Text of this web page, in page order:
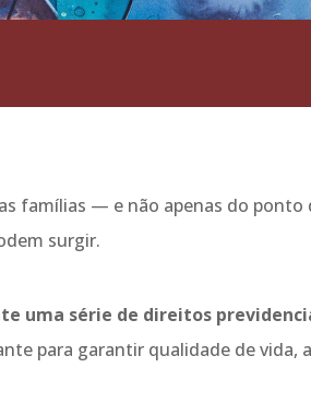
famílias — e não apenas do ponto
surgir.
uma série de direitos
para garantir qualidade de vida,